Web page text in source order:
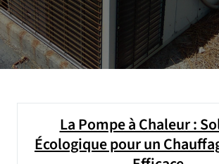
La Pompe à Chaleur :
Écologique pour un